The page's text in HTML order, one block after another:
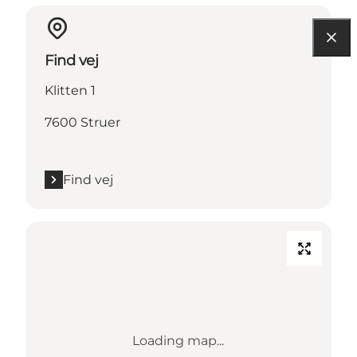
Find vej
Klitten 1
7600 Struer
Find vej
Loading map...